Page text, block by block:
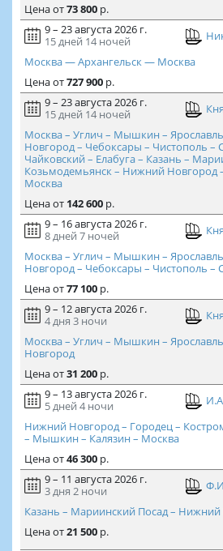
Ценаот73 800р.
9 – 23 августа 2026 г.
15 дней 14 ночей
Москва — Архангельск — Москва
Ценаот727 900р.
9 – 23 августа 2026 г.
15 дней 14 ночей
Москва – Углич – Мышкин –
Новгород – Чебоксары – Чистополь –
Чайковский – Елабуга – Казань –
Козьмодемьянск – Нижний Новгород
Москва
Ценаот 142 600р.
9 – 16 августа 2026 г.
8 дней 7 ночей
Москва – Углич – Мышкин –
Новгород – Чебоксары – Чистополь –
Ценаот77 100р.
9 – 12 августа 2026 г.
4 дня 3 ночи
Москва – Углич – Мышкин –
Новгород
Ценаот31 200р.
9 – 13 августа 2026 г.
5 дней 4 ночи
Нижний Новгород – Городец –
– Мышкин – Калязин – Москва
Ценаот46 300р.
9 – 11 августа 2026 г.
3 дня 2 ночи
Казань – Мариинский Посад – Нижний
Ценаот21 500р.